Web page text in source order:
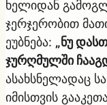
ხელიდან
ჯერჯერობით
ეუბნება: „ნუ
ჯურღმულში
ასახსნელადაც
იმისთვის